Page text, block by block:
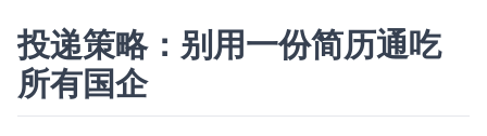
投递策略：别用一份简历通吃
所有国企